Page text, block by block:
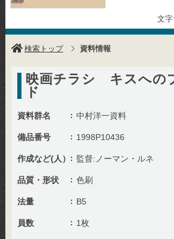
文字
検索トップ 資料情報
映画チラシ キスへの
ド
資料群名 中村洋一資料
備品番号 1998P10436
作成など(人） 監督:ノーマン・ルネ
品質・形状 色刷
法量 B5
員数 1枚